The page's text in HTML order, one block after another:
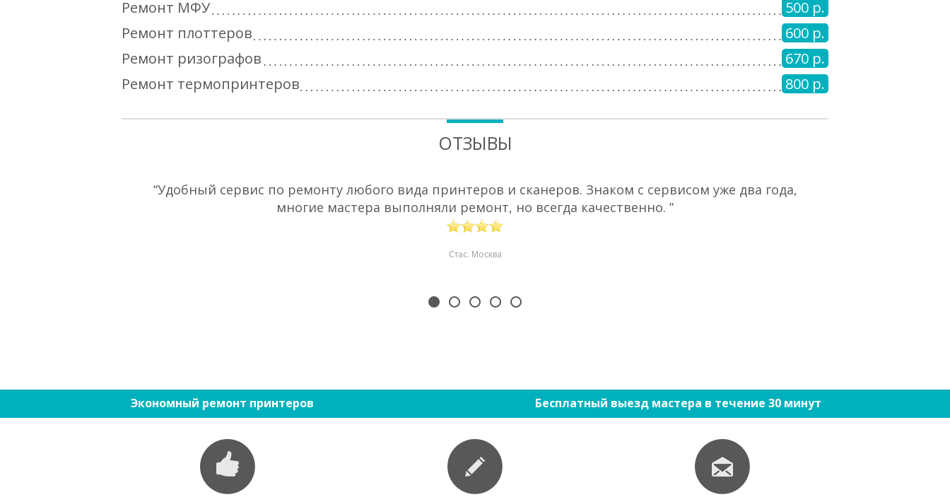
Ремонт МФУ
500 р.
Ремонт плоттеров
600 р.
Ремонт ризографов
670 р.
Ремонт термопринтеров
800 р.
ОТЗЫВЫ
“Удобный сервис по ремонту любого вида принтеров и сканеров. Знаком с сервисом уже два года,
многие мастера выполняли ремонт, но всегда качественно. ”
Стас. Москва
Экономный ремонт принтеров Бесплатный выезд мастера в течение 30 минут